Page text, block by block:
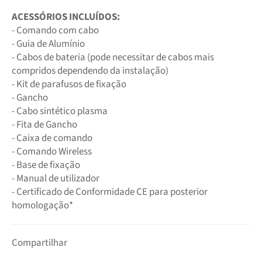
ACESSÓRIOS INCLUÍDOS:
- Comando com cabo
- Guia de Alumínio
- Cabos de bateria (pode necessitar de cabos mais
compridos dependendo da instalação)
- Kit de parafusos de fixação
- Gancho
- Cabo sintético plasma
- Fita de Gancho
- Caixa de comando
- Comando Wireless
- Base de fixação
- Manual de utilizador
- Certificado de Conformidade CE para posterior
homologação*
Compartilhar